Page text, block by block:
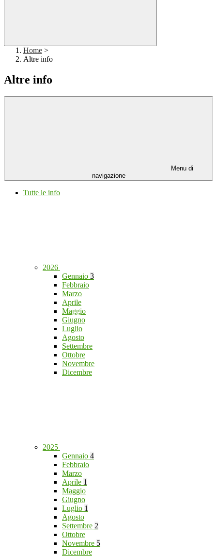
Home >
Altre info
Altre info
Menu di
navigazione
Tutte le info
2026
Gennaio 3
Febbraio
Marzo
Aprile
Maggio
Giugno
Luglio
Agosto
Settembre
Ottobre
Novembre
Dicembre
2025
Gennaio 4
Febbraio
Marzo
Aprile 1
Maggio
Giugno
Luglio 1
Agosto
Settembre 2
Ottobre
Novembre 5
Dicembre